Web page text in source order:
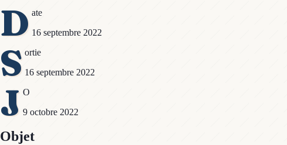
D ate
16 septembre 2022
S ortie
16 septembre 2022
J O
9 octobre 2022
Objet